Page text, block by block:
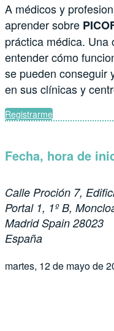
A médicos y
aprender sobre
práctica médica.
entender cómo
se pueden conseguir
en sus clínicas y
Registrarme
Fecha, hora de
Calle Proción 7,
Portal 1, 1º B,
Madrid Spain 28023
España
martes, 12 de mayo de